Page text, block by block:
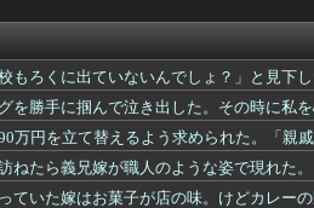
食らう
ぼう遊ぼうと家に自分の友達呼びたがるけ
でハンコ押して下さい」と婆上司に話し
。俺「一体何があったんだ？」嫁「…」→
出て現在養護施設で暮らしています
の非常持ち出し袋が12個も届いてしまい
こうの口座に4000万もある事が分かっ...
もろくに出ていないんでしょ？」と見下
を勝手に掴んで泣き出した。その時に私
万円を立て替えるよう求められた。「親
ねたら義兄嫁が職人のような姿で現れた
ていた嫁はお菓子が店の味。けどカレー